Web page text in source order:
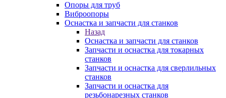
Опоры для труб
Виброопоры
Оснастка и запчасти для станков
Назад
Оснастка и запчасти для станков
Запчасти и оснастка для токарных
станков
Запчасти и оснастка для сверлильных
станков
Запчасти и оснастка для
резьбонарезных станков